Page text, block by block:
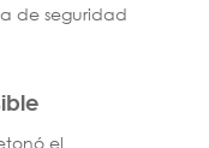
de seguridad
el